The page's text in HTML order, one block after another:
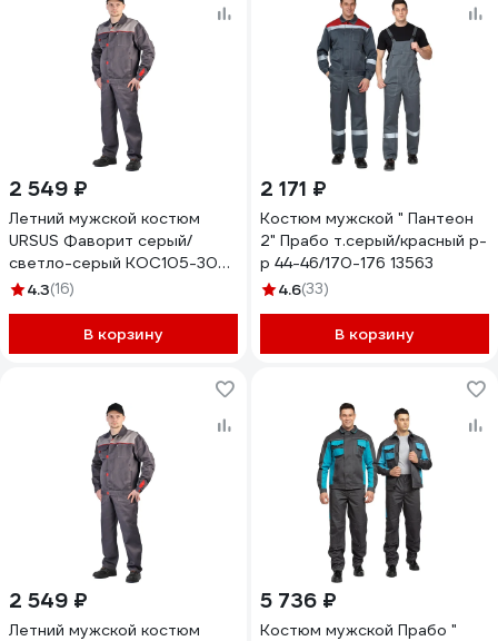
2 549 ₽
Летний мужской костюм
URSUS Фаворит серый/
светло-серый КОС105-308;
48-50, 182-188
4.3(16)
В корзину
2 171 ₽
Костюм мужской " Пантеон
2" Прабо т.серый/красный р-
р 44-46/170-176 13563
4.6(33)
В корзину
2 549 ₽
Летний мужской костюм
5 736 ₽
Костюм мужской Прабо "